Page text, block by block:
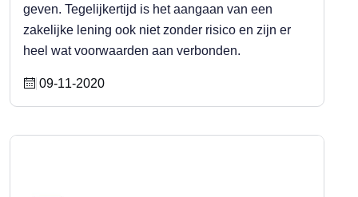
geven. Tegelijkertijd is het aangaan van een
zakelijke lening ook niet zonder risico en zijn er
heel wat voorwaarden aan verbonden.
09-11-2020